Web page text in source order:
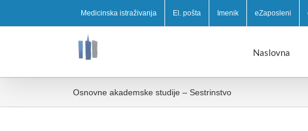
Medicinska istraživanja El. pošta Imenik eZaposleni
Naslovna
Osnovne akademske studije – Sestrinstvo